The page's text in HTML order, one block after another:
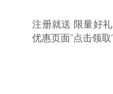
注册就送 限量好
优惠页面”点击领取